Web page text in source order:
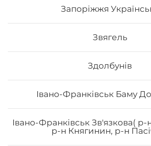
Запоріжжя
Звягель
Здолбунів
Івано-Франківськ Баму
Івано-Франківськ Зв'язкова( р-
р-н Княгинин, р-н
Сет Osama
Вага: 1180 г Склад: рол гриль голд,
філадельфія з лососем, авокадо рол з